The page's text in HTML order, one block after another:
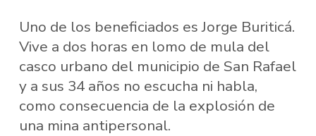
Uno de los beneficiados es Jorge Buriticá.
Vive a dos horas en lomo de mula del
casco urbano del municipio de San Rafael
y a sus 34 años no escucha ni habla,
como consecuencia de la explosión de
una mina antipersonal.